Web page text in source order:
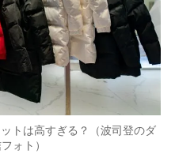
トは高すぎる？（波司登のダ
ォト）